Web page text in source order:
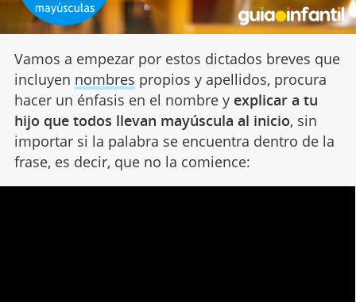
Vamos a empezar por estos dictados breves que
incluyen nombres propios y apellidos, procura
hacer un énfasis en el nombre y explicar a tu
hijo que todos llevan mayúscula al inicio, sin
importar si la palabra se encuentra dentro de la
frase, es decir, que no la comience: